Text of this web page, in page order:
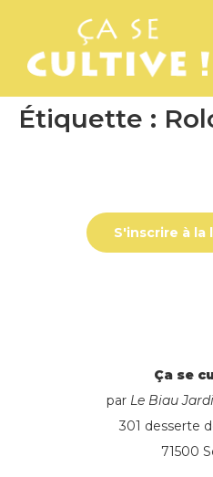
Étiquette :
Ça se
par Le Biau
301 desserte
71500
S'inscrire à